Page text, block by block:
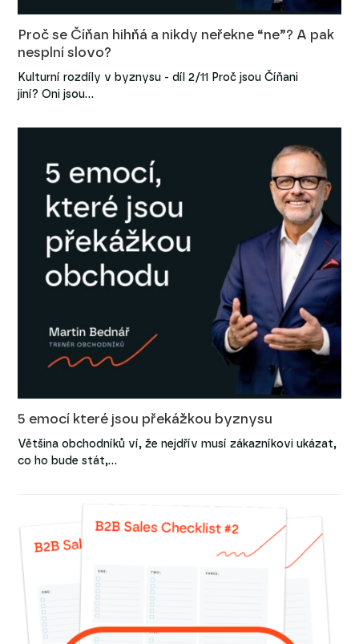
Proč se Číňan hihňá a nikdy neřekne “ne”? A pak
nesplní slovo?
Kulturní rozdíly v byznysu - díl 2/11 Proč jsou Číňani
jiní? Oni jsou…
5 emocí které jsou překážkou byznysu
Většina obchodníků ví, že nejdřív musí zákazníkovi ukázat,
co ho bude stát,…